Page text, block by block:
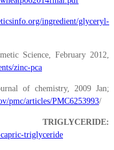
ingredient/glyceryl-
Science, February 2012,
zinc-pca
of chemistry, 2009 Jan;
pmc/articles/PMC6253993/
triglyceride